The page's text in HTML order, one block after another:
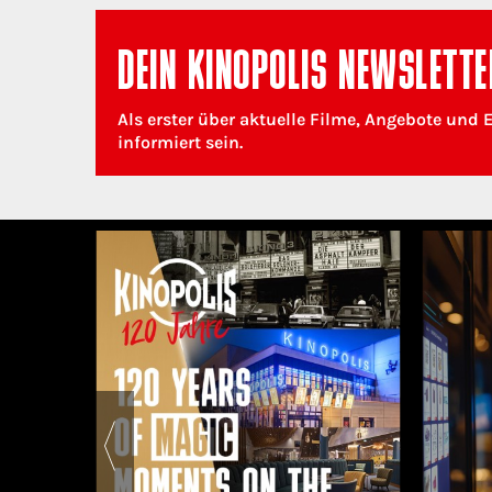
DEIN KINOPOLIS
Als erster über aktuelle Filme, Angebote und
informiert sein.